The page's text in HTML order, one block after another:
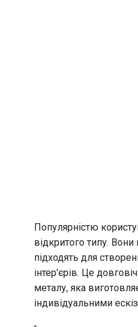
Популярністю
відкритого типу. Вони
підходять для
інтер’єрів. Це
металу, яка
індивідуальними